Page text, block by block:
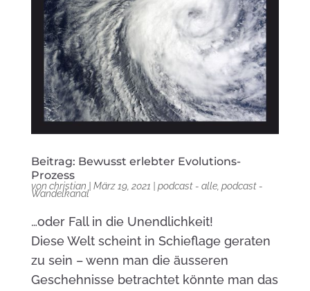
Beitrag: Bewusst erlebter Evolutions-
Prozess
von christian März 19, 2021 podcast - alle, podcast -
Wandelkanal
…oder Fall in die Unendlichkeit!
Diese Welt scheint in Schieflage geraten
zu sein – wenn man die äusseren
Geschehnisse betrachtet könnte man das